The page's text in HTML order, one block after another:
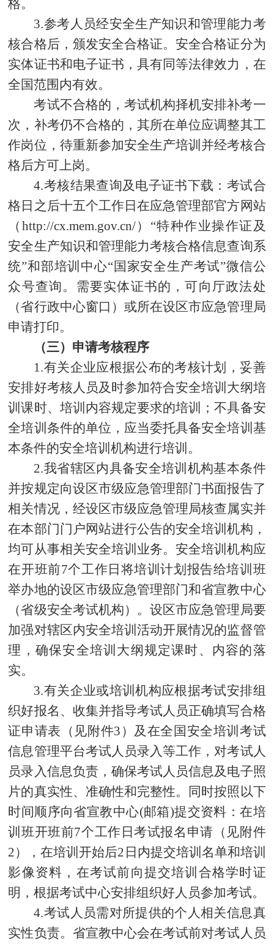
格。
3.参考人员经安全生产知识和管理能力考
核合格后，颁发安全合格证。安全合格证分为
实体证书和电子证书，具有同等法律效力，在
全国范围内有效。
考试不合格的，考试机构择机安排补考一
次，补考仍不合格的，其所在单位应调整其工
作岗位，待重新参加安全生产培训并经考核合
格后方可上岗。
4.考核结果查询及电子证书下载：考试合
格日之后十五个工作日在应急管理部官方网站
（http://cx.mem.gov.cn/）“特种作业操作证及
安全生产知识和管理能力考核合格信息查询系
统”和部培训中心“国家安全生产考试”微信公
众号查询。需要实体证书的，可向厅政法处
（省行政中心窗口）或所在设区市应急管理局
申请打印。
（三）申请考核程序
1.有关企业应根据公布的考核计划，妥善
安排好考核人员及时参加符合安全培训大纲培
训课时、培训内容规定要求的培训；不具备安
全培训条件的单位，应当委托具备安全培训基
本条件的安全培训机构进行培训。
2.我省辖区内具备安全培训机构基本条件
并按规定向设区市级应急管理部门书面报告了
相关情况，经设区市级应急管理局核查属实并
在本部门门户网站进行公告的安全培训机构，
均可从事相关安全培训业务。安全培训机构应
在开班前7个工作日将培训计划报告给培训班
举办地的设区市级应急管理部门和省宣教中心
（省级安全考试机构）。设区市应急管理局要
加强对辖区内安全培训活动开展情况的监督管
理，确保安全培训大纲规定课时、内容的落
实。
3.有关企业或培训机构应根据考试安排组
织好报名、收集并指导考试人员正确填写合格
证申请表（见附件3）及在全国安全培训考试
信息管理平台考试人员录入等工作，对考试人
员录入信息负责，确保考试人员信息及电子照
片的真实性、准确性和完整性。同时按照以下
时间顺序向省宣教中心(邮箱)提交资料：在培
训班开班前7个工作日考试报名申请（见附件
2），在培训开始后2日内提交培训名单和培训
影像资料，在考试前向提交培训合格学时证
明，根据考试中心安排组织好人员参加考试。
4.考试人员需对所提供的个人相关信息真
实性负责。省宣教中心会在考试前对考试人员